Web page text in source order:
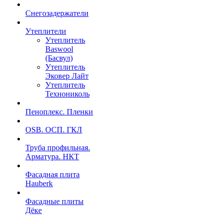
Снегозадержатели
Утеплители
Утеплитель
Baswool
(Басвул)
Утеплитель
Эковер Лайт
Утеплитель
Технониколь
Пеноплекс. Пленки
OSB. ОСП. ГКЛ
Труба профильная.
Арматура. НКТ
Фасадная плита
Hauberk
Фасадные плиты
Дёке